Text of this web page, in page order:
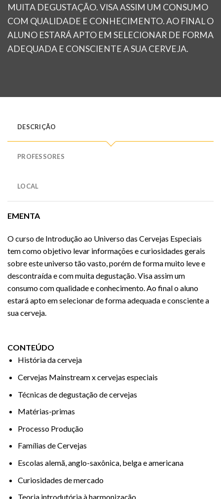
MUITA DEGUSTAÇÃO. VISA ASSIM UM CONSUMO
COM QUALIDADE E CONHECIMENTO. AO FINAL O
ALUNO ESTARÁ APTO EM SELECIONAR DE FORMA
ADEQUADA E CONSCIENTE A SUA CERVEJA.
DESCRIÇÃO
PROFESSORES
LOCAL
EMENTA
O curso de Introdução ao Universo das Cervejas Especiais
tem como objetivo levar informações e curiosidades gerais
sobre este universo tão vasto, porém de forma muito leve e
descontraída e com muita degustação. Visa assim um
consumo com qualidade e conhecimento. Ao final o aluno
estará apto em selecionar de forma adequada e consciente a
sua cerveja.
CONTEÚDO
História da cerveja
Cervejas Mainstream x cervejas especiais
Técnicas de degustação de cervejas
Matérias-primas
Processo Produção
Famílias de Cervejas
Escolas alemã, anglo-saxônica, belga e americana
Curiosidades de mercado
Teoria introdutória à harmonização